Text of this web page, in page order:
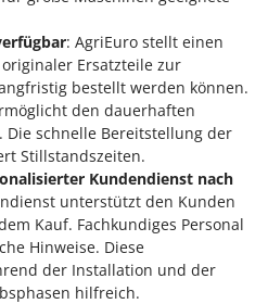
: AgriEuro stellt einen
Ersatzteile zur
bestellt werden können.
den dauerhaften
Die schnelle Bereitstellung der
Stillstandszeiten.
Kundendienst nach
unterstützt den Kunden
Kauf. Fachkundiges Personal
Hinweise. Diese
der Installation und der
hilfreich.